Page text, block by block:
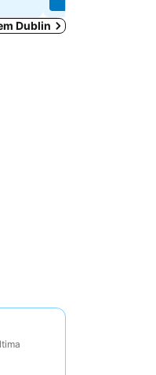
Dublin